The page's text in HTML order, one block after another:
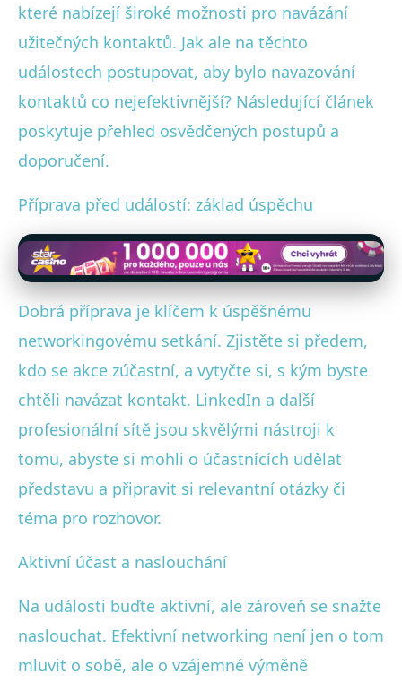
které nabízejí široké možnosti pro navázání
užitečných kontaktů. Jak ale na těchto
událostech postupovat, aby bylo navazování
kontaktů co nejefektivnější? Následující článek
poskytuje přehled osvědčených postupů a
doporučení.
Příprava před událostí: základ úspěchu
Dobrá příprava je klíčem k úspěšnému
networkingovému setkání. Zjistěte si předem,
kdo se akce zúčastní, a vytyčte si, s kým byste
chtěli navázat kontakt. LinkedIn a další
profesionální sítě jsou skvělými nástroji k
tomu, abyste si mohli o účastnících udělat
představu a připravit si relevantní otázky či
téma pro rozhovor.
Aktivní účast a naslouchání
Na události buďte aktivní, ale zároveň se snažte
naslouchat. Efektivní networking není jen o tom
mluvit o sobě, ale o vzájemné výměně